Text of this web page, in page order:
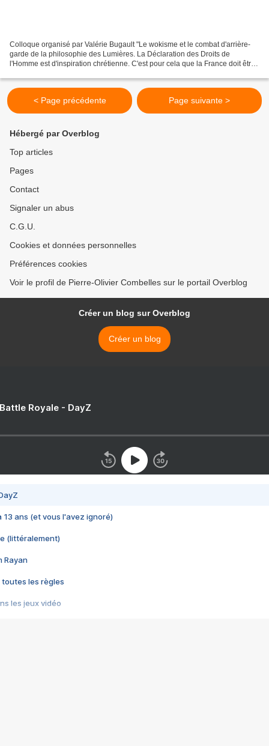
Colloque organisé par Valérie Bugault "Le wokisme et le combat d'arrière-
garde de la philosophie des Lumières. La Déclaration des Droits de
l'Homme est d'inspiration chrétienne. C'est pour cela que la France doit être
< Page précédente Page suivante >
Hébergé par Overblog
Top articles
Pages
Contact
Signaler un abus
C.G.U.
Cookies et données personnelles
Préférences cookies
Voir le profil de Pierre-Olivier Combelles sur le portail Overblog
Créer un blog sur Overblog
Créer un blog
Royale - DayZ
13 ans (et vous l'avez ignoré)
(littéralement)
Rayan
toutes les règles
les jeux vidéo